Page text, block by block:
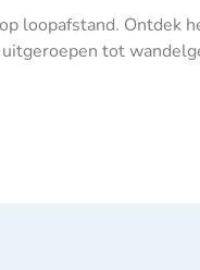
loopafstand. Ontdek
tot